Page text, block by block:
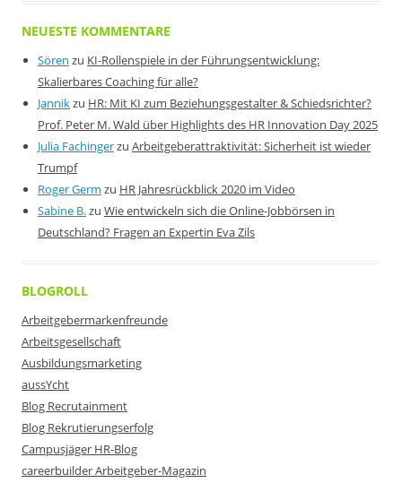
NEUESTE KOMMENTARE
Sören zu KI-Rollenspiele in der Führungsentwicklung:
Skalierbares Coaching für alle?
Jannikzu HR: Mit KI zum Beziehungsgestalter & Schiedsrichter?
Prof. Peter M. Wald über Highlights des HR Innovation Day 2025
Julia Fachingerzu Arbeitgeberattraktivität: Sicherheit ist wieder
Trumpf
Roger Germ zu HR Jahresrückblick 2020 im Video
Sabine B.zu Wie entwickeln sich die Online-Jobbörsen in
Deutschland? Fragen an Expertin Eva Zils
BLOGROLL
Arbeitgebermarkenfreunde
Arbeitsgesellschaft
Ausbildungsmarketing
aussYcht
Blog Recrutainment
Blog Rekrutierungserfolg
Campusjäger HR-Blog
careerbuilder Arbeitgeber-Magazin